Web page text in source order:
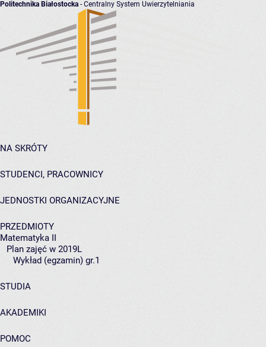
Politechnika Białostocka - Centralny System Uwierzytelniania
NA SKRÓTY
STUDENCI, PRACOWNICY
JEDNOSTKI ORGANIZACYJNE
PRZEDMIOTY
Matematyka II
Plan zajęć w 2019L
Wykład (egzamin) gr.1
STUDIA
AKADEMIKI
POMOC